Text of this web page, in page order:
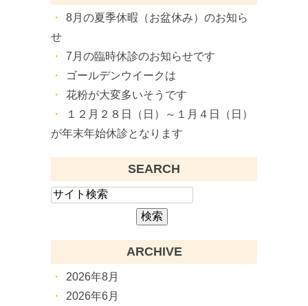
8月の夏季休暇（お盆休み）のお知ら
せ
7月の臨時休診のお知らせです
ゴールデンウイークは
花粉が大変多いそうです
１２月２８日（日）～１月４日（日）
が年末年始休診となります
SEARCH
ARCHIVE
2026年8月
2026年6月